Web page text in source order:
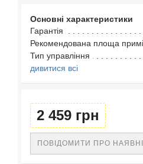
Основні характеристики
Гарантія
Рекомендована площа
Тип управління
дивитися всі
2 459 грн
ПОВІДОМИТИ ПРО